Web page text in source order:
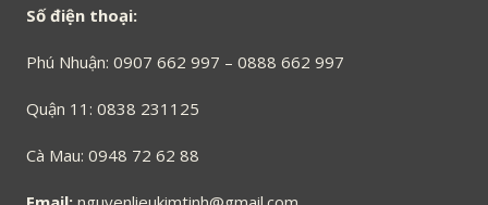
Số điện thoại:
Phú Nhuận: 0907 662 997 – 0888 662 997
Quận 11: 0838 231125
Cà Mau: 0948 72 62 88